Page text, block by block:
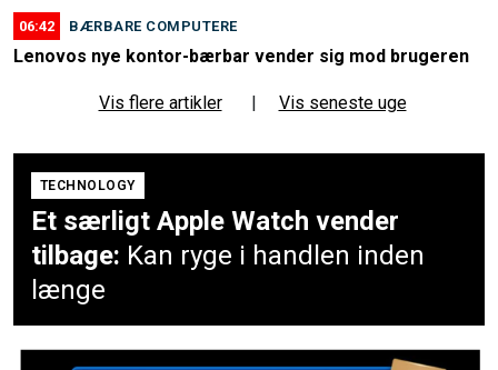
06:42 BÆRBARE COMPUTERE
Lenovos nye kontor-bærbar vender sig mod brugeren
Vis flere artikler | Vis seneste uge
TECHNOLOGY
Et særligt Apple Watch vender
tilbage: Kan ryge i handlen inden
længe